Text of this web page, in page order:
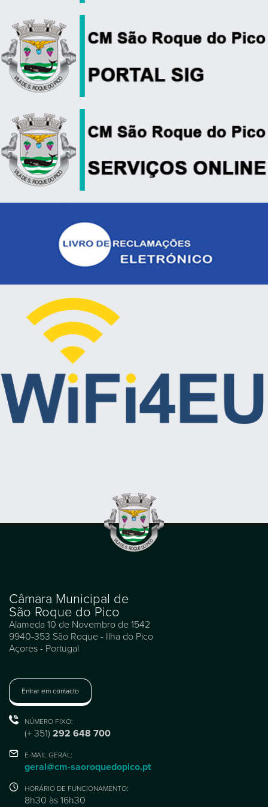
Câmara Municipal de
São Roque do Pico
Alameda 10 de Novembro de 1542
9940-353 São Roque - Ilha do Pico
Açores - Portugal
Entrar em contacto
NÚMERO FIXO:
(+ 351) 292 648 700
E-MAIL GERAL:
geral@cm-saoroquedopico.pt
HORÁRIO DE FUNCIONAMENTO:
8h30 às 16h30